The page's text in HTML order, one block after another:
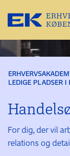
LEDIGE PLADSER
For dig, der vil
relations og